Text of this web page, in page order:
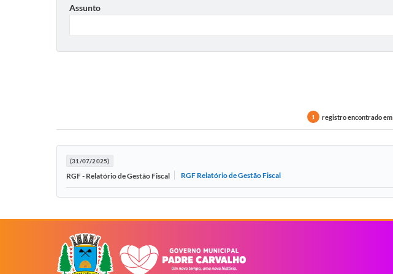
Assunto
1 registro encontrado em
(31/07/2025)
RGF - Relatório de Gestão Fiscal RGF Relatório de Gestão Fiscal